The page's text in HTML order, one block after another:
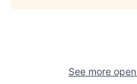
See more